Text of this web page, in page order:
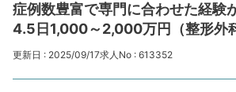
症例数豊富で専門に合わせた経験
4.5日1,000～2,000万円（整形外
更新日 : 2025/09/17求人No : 613352